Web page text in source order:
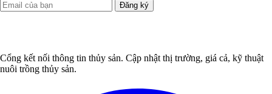
Đăng ký
Cổng kết nối thông tin thủy sản. Cập nhật thị trường, giá cả, kỹ thuật
nuôi trồng thủy sản.